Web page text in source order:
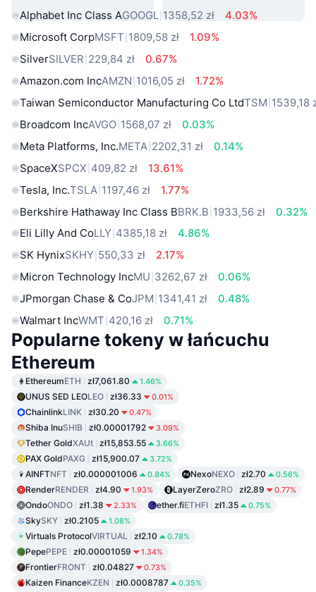
Alphabet Inc Class AGOOGL 1358,52 zł
4.03%
Microsoft CorpMSFT 1809,58 zł
1.09%
SilverSILVER 229,84 zł
0.67%
Amazon.com IncAMZN 1016,05 zł
1.72%
Taiwan Semiconductor Manufacturing Co LtdTSM 1539,18
Broadcom IncAVGO 1568,07 zł
0.03%
Meta Platforms, Inc.META 2202,31 zł
0.14%
SpaceXSPCX 409,82 zł
13.61%
Tesla, Inc.TSLA 1197,46 zł
1.77%
Berkshire Hathaway Inc Class BBRK.B 1933,56 zł
0.32%
Eli Lilly And CoLLY 4385,18 zł
4.86%
SK HynixSKHY 550,33 zł
2.17%
Micron Technology IncMU 3262,67 zł
0.06%
JPmorgan Chase & CoJPM 1341,41 zł
0.48%
Walmart IncWMT 420,16 zł 0.71%
Popularne tokeny w łańcuchu
Ethereum
EthereumETH zł7,061.80 1.46%
UNUS SED LEOLEO zł36.33 0.01%
ChainlinkLINK zł30.20 0.47%
Shiba InuSHIB zł0.00001792 3.09%
Tether GoldXAUt zł15,853.55 3.66%
PAX GoldPAXG zł15,900.07 3.72%
AINFTNFT zł0.000001006 0.84% NexoNEXO zł2.70 0.56%
RenderRENDER zł4.90 1.93% LayerZeroZRO zł2.89 0.77%
OndoONDO zł1.38 2.33% ether.fiETHFI zł1.35 0.75%
SkySKY zł0.2105 1.08%
Virtuals ProtocolVIRTUAL zł2.10 0.78%
PepePEPE zł0.00001059 1.34%
FrontierFRONT zł0.04827 0.73%
Kaizen FinanceKZEN zł0.0008787 0.35%